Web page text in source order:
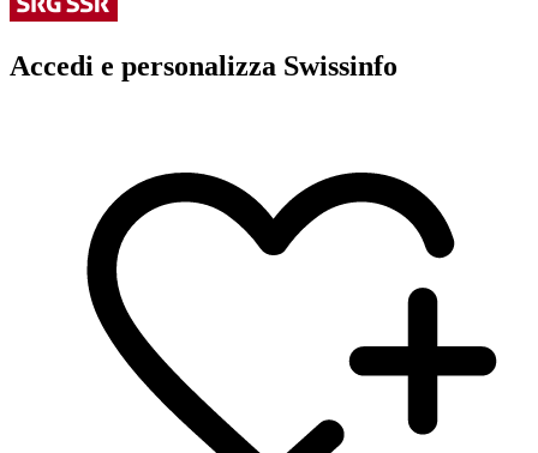
Accedi e personalizza Swissinfo